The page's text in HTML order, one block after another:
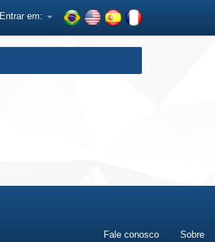
Entrar em:
Fale conosco Sobre